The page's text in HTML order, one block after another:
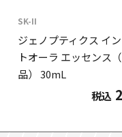
SK-II
ジェノプティクス イン
トオーラ エッセンス（
品） 30mL
税込